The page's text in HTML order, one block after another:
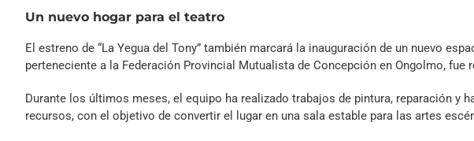
Un nuevo hogar para el teatro
El estreno de “La Yegua del Tony” también marcará la inauguración de un nuevo
perteneciente a la Federación Provincial Mutualista de Concepción en Ongolmo, fue
Durante los últimos meses, el equipo ha realizado trabajos de pintura, reparación y
recursos, con el objetivo de convertir el lugar en una sala estable para las artes